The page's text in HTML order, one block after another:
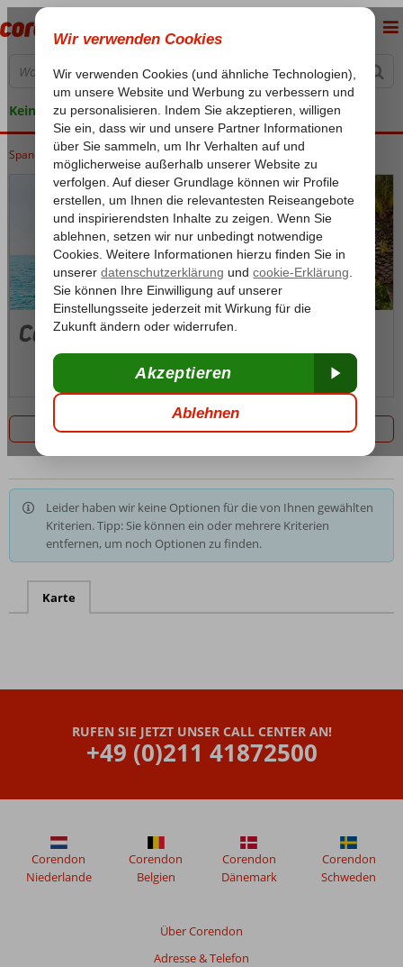
Keine versteckten Kosten
Home
Spanien Balearische Inseln Mallorca Cala Ratjada
Cala Ratjada
Fotos & Video
Filter 0 Angebote
Leider haben wir keine Optionen für die von Ihnen gewählten
Kriterien. Tipp: Sie können ein oder mehrere Kriterien
entfernen, um noch Optionen zu finden.
Karte
RUFEN SIE JETZT UNSER CALL CENTER AN!
+49 (0)211 41872500
Über Corendon
Adresse & Telefon
Corendon
Niederlande
Corendon
Belgien
Corendon
Dänemark
Corendon
Schweden